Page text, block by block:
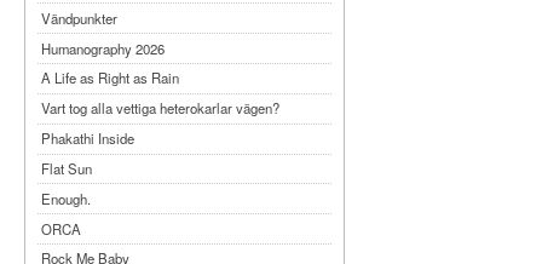
Vändpunkter
Humanography 2026
A Life as Right as Rain
Vart tog alla vettiga heterokarlar vägen?
Phakathi Inside
Flat Sun
Enough.
ORCA
Rock Me Baby